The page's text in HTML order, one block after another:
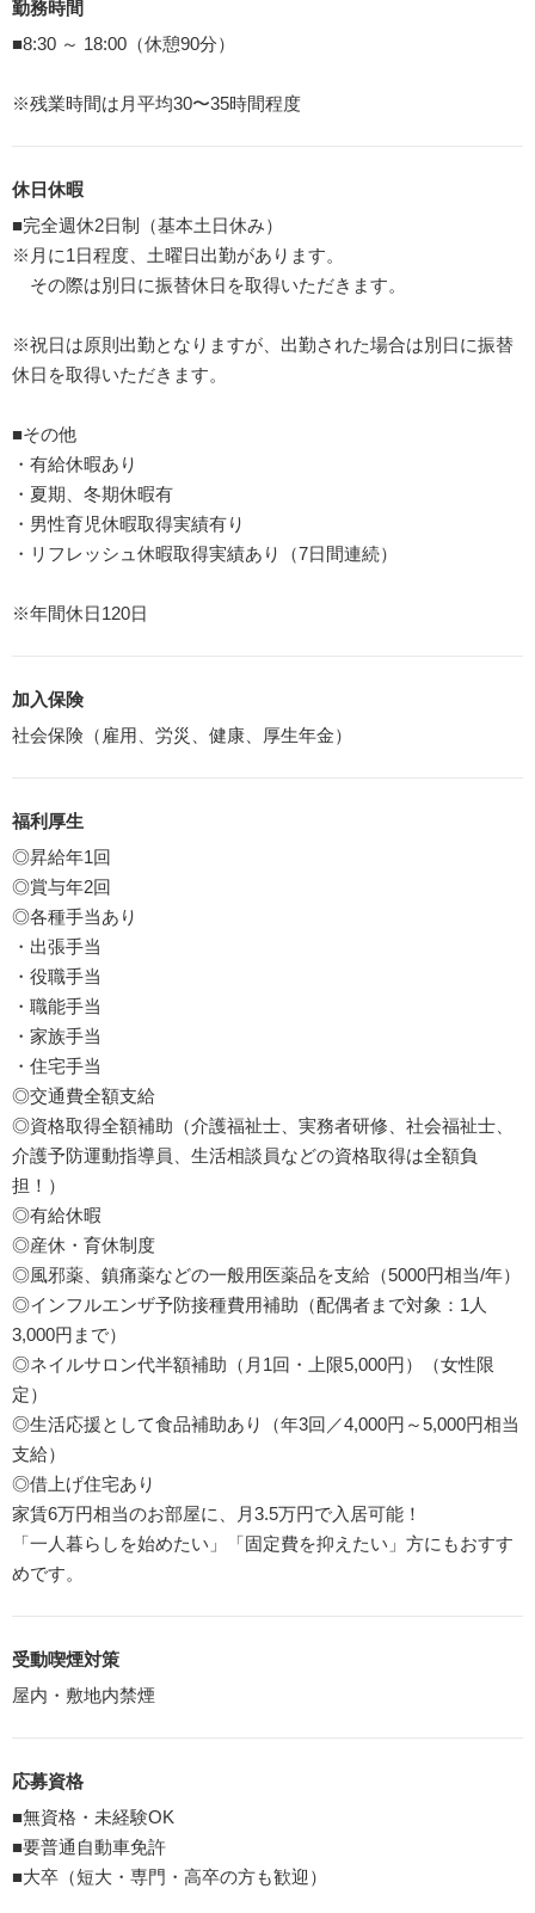
勤務時間
■8:30 ～ 18:00（休憩90分）
※残業時間は月平均30〜35時間程度
休日休暇
■完全週休2日制（基本土日休み）
※月に1日程度、土曜日出勤があります。
その際は別日に振替休日を取得いただきます。
※祝日は原則出勤となりますが、出勤された場合は別日に振替
休日を取得いただきます。
■その他
・有給休暇あり
・夏期、冬期休暇有
・男性育児休暇取得実績有り
・リフレッシュ休暇取得実績あり（7日間連続）
※年間休日120日
加入保険
社会保険（雇用、労災、健康、厚生年金）
福利厚生
◎昇給年1回
◎賞与年2回
◎各種手当あり
・出張手当
・役職手当
・職能手当
・家族手当
・住宅手当
◎交通費全額支給
◎資格取得全額補助（介護福祉士、実務者研修、社会福祉士、
介護予防運動指導員、生活相談員などの資格取得は全額負
担！）
◎有給休暇
◎産休・育休制度
◎風邪薬、鎮痛薬などの一般用医薬品を支給（5000円相当/年）
◎インフルエンザ予防接種費用補助（配偶者まで対象：1人
3,000円まで）
◎ネイルサロン代半額補助（月1回・上限5,000円）（女性限
定）
◎生活応援として食品補助あり（年3回／4,000円～5,000円相当
支給）
◎借上げ住宅あり
家賃6万円相当のお部屋に、月3.5万円で入居可能！
「一人暮らしを始めたい」「固定費を抑えたい」方にもおすす
めです。
受動喫煙対策
屋内・敷地内禁煙
応募資格
■無資格・未経験OK
■要普通自動車免許
■大卒（短大・専門・高卒の方も歓迎）